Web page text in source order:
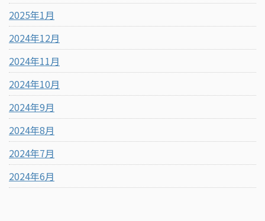
2025年1月
2024年12月
2024年11月
2024年10月
2024年9月
2024年8月
2024年7月
2024年6月